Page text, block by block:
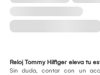
Reloj Tommy Hilfiger eleva tu
Sin duda, contar con un